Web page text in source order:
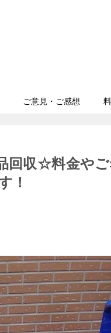
ご意見・ご感想
回収☆料金や
！